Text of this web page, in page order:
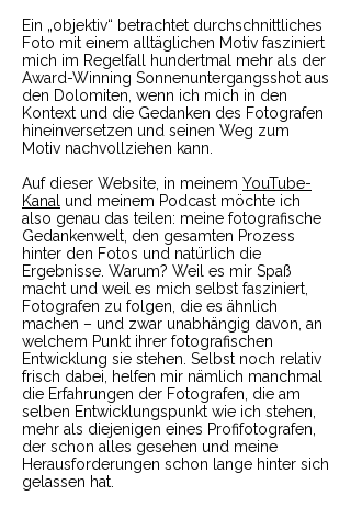
Ein „objektiv“ betrachtet durchschnittliches
Foto mit einem alltäglichen Motiv fasziniert
mich im Regelfall hundertmal mehr als der
Award-Winning Sonnenuntergangsshot aus
den Dolomiten, wenn ich mich in den
Kontext und die Gedanken des Fotografen
hineinversetzen und seinen Weg zum
Motiv nachvollziehen kann.
Auf dieser Website, in meinem YouTube-
Kanal
und meinem Podcast möchte ich
also genau das teilen: meine fotografische
Gedankenwelt, den gesamten Prozess
hinter den Fotos und natürlich die
Ergebnisse. Warum? Weil es mir Spaß
macht und weil es mich selbst fasziniert,
Fotografen zu folgen, die es ähnlich
machen – und zwar unabhängig davon, an
welchem Punkt ihrer fotografischen
Entwicklung sie stehen. Selbst noch relativ
frisch dabei, helfen mir nämlich manchmal
die Erfahrungen der Fotografen, die am
selben Entwicklungspunkt wie ich stehen,
mehr als diejenigen eines Profifotografen,
der schon alles gesehen und meine
Herausforderungen schon lange hinter sich
gelassen hat.